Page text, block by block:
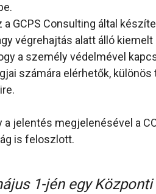
a GCPS Consulting által
végrehajtás alatt álló
a személy védelmével
számára elérhetők,
a jelentés megjelenésével a
is feloszlott.
1-jén egy